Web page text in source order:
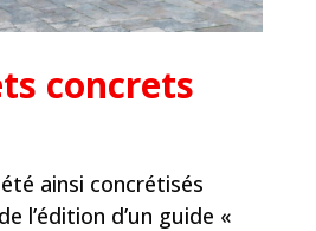
concrets
ainsi concrétisés
l’édition d’un guide «